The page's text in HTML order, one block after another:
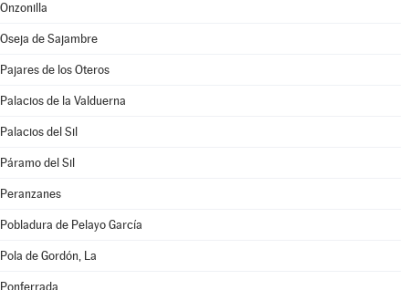
Onzonilla
Oseja de Sajambre
Pajares de los Oteros
Palacios de la Valduerna
Palacios del Sil
Páramo del Sil
Peranzanes
Pobladura de Pelayo García
Pola de Gordón, La
Ponferrada